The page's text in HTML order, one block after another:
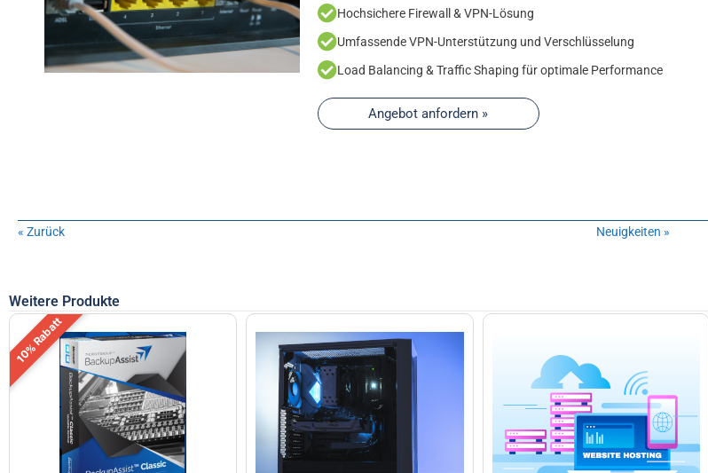
Hochsichere Firewall & VPN-Lösung
Umfassende VPN-Unterstützung und Verschlüsselung
Load Balancing & Traffic Shaping für optimale Performance
Angebot anfordern »
« Zurück Neuigkeiten »
Weitere Produkte
10% Rabatt